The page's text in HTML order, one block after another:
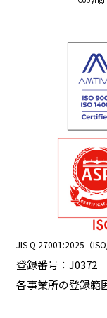
JIS Q 27001:2025（
登録番号：J0372
各事業所の登録範